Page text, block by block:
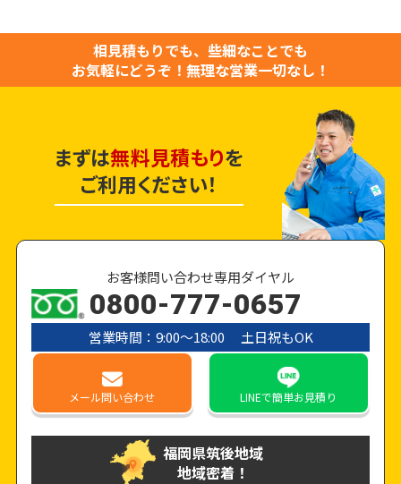
相見積もりでも、些細なことでも
お気軽にどうぞ！ 無理な営業一切なし！
まずは無料見積もりを
ご利用ください！
お客様問い合わせ専用ダイヤル
0800-777-0657
営業時間：9:00〜18:00 土日祝もOK
メール問い合わせ LINEで簡単お見積り
福岡県筑後地域
地域密着！